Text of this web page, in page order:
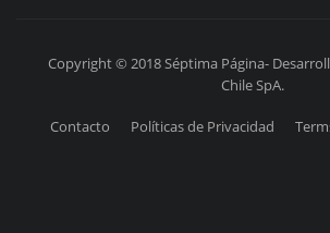
Copyright © 2018 Séptima Página-
Chile SpA.
Contacto Políticas de Privacidad